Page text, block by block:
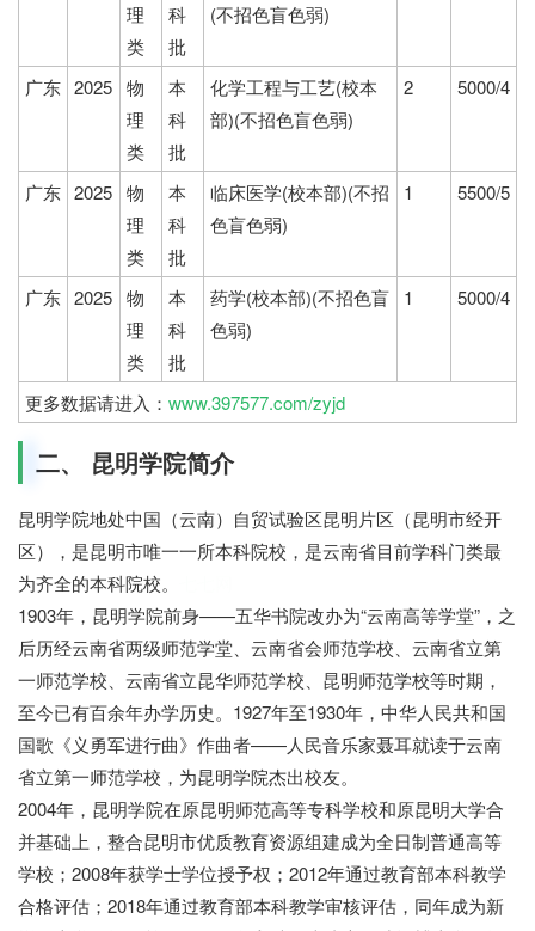
理
类
科
批
(不招色盲色弱)
广东 2025 物
理
类
本
科
批
化学工程与工艺(校本
部)(不招色盲色弱)
2 5000/4
广东 2025 物
理
类
本
科
批
临床医学(校本部)(不招
色盲色弱)
1 5500/5
广东 2025 物
理
类
本
科
批
药学(校本部)(不招色盲
色弱)
1 5000/4
更多数据请进入： www.397577.com/zyjd
二、 昆明学院简介
昆明学院地处中国（云南）自贸试验区昆明片区（昆明市经开
区），是昆明市唯一一所本科院校，是云南省目前学科门类最
为齐全的本科院校。
1903年，昆明学院前身——五华书院改办为“云南高等学堂”，之
后历经云南省两级师范学堂、云南省会师范学校、云南省立第
一师范学校、云南省立昆华师范学校、昆明师范学校等时期，
至今已有百余年办学历史。1927年至1930年，中华人民共和国
国歌《义勇军进行曲》作曲者——人民音乐家聂耳就读于云南
省立第一师范学校，为昆明学院杰出校友。
2004年，昆明学院在原昆明师范高等专科学校和原昆明大学合
并基础上，整合昆明市优质教育资源组建成为全日制普通高等
学校；2008年获学士学位授予权；2012年通过教育部本科教学
合格评估；2018年通过教育部本科教学审核评估，同年成为新